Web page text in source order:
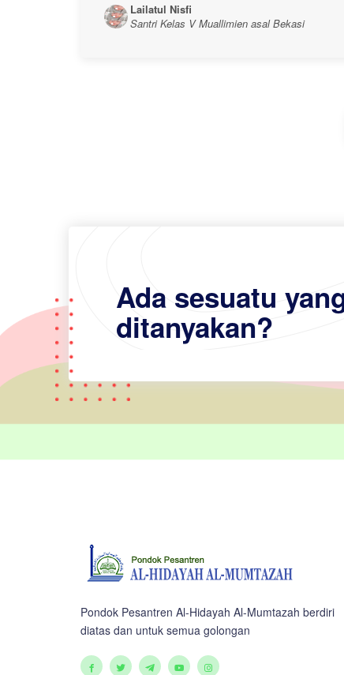
Lailatul Nisfi
Santri Kelas V Muallimien asal Bekasi
Ada sesuatu
ditanyakan?
Pondok Pesantren Al-Hidayah Al-Mumtazah berdiri
diatas dan untuk semua golongan